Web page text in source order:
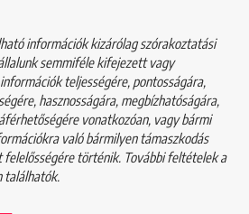
információk kizárólag szórakoztatási
semmiféle kifejezett vagy
teljességére, pontosságára,
hasznosságára, megbízhatóságára,
vonatkozóan, vagy bármi
való bármilyen támaszkodás
felelősségére történik. További feltételek a
találhatók.